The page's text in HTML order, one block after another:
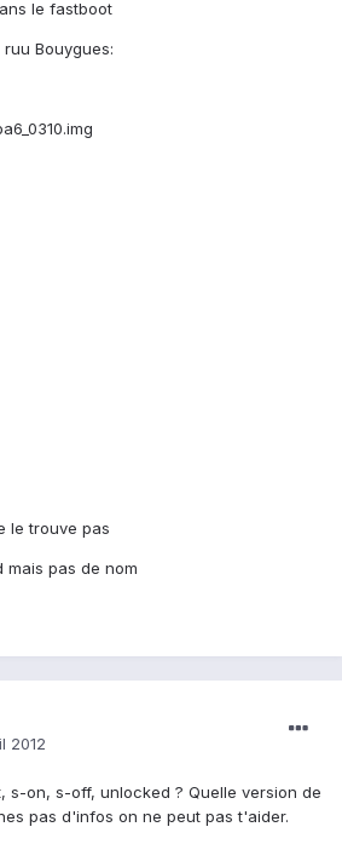
le fastboot
Bouygues:
le trouve pas
mais pas de nom
2012
s-on, s-off, unlocked ? Quelle version de
pas d'infos on ne peut pas t'aider.